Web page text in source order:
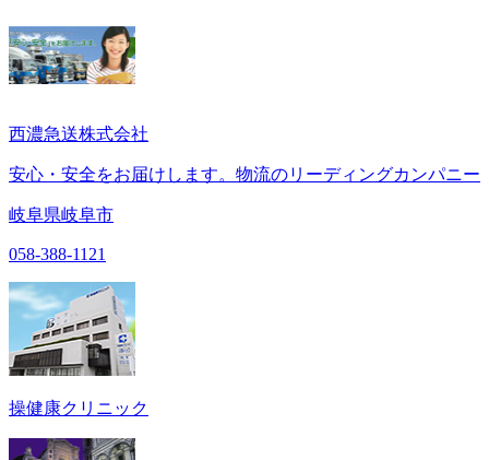
西濃急送株式会社
安心・安全をお届けします。物流のリーディングカンパニー
岐阜県岐阜市
058-388-1121
操健康クリニック